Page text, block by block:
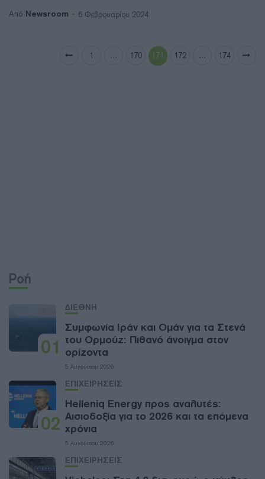
Από Newsroom 6 Φεβρουαρίου 2024
1 … 170 171 172 … 174
Ροή
01
ΔΙΕΘΝΗ
Συμφωνία Ιράν και Ομάν για τα Στενά
του Ορμούζ: Πιθανό άνοιγμα στον
ορίζοντα
5 Αυγούστου 2026
02
ΕΠΙΧΕΙΡΗΣΕΙΣ
Helleniq Energy προς αναλυτές:
Αισιοδοξία για το 2026 και τα επόμενα
χρόνια
5 Αυγούστου 2026
ΕΠΙΧΕΙΡΗΣΕΙΣ